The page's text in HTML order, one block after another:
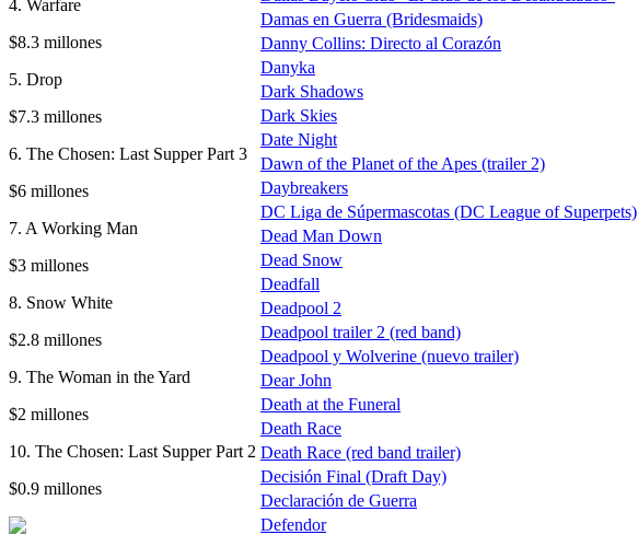
4. Warfare
$8.3 millones
5. Drop
$7.3 millones
6. The Chosen: Last Supper Part 3
$6 millones
7. A Working Man
$3 millones
8. Snow White
$2.8 millones
9. The Woman in the Yard
$2 millones
10. The Chosen: Last Supper Part 2
$0.9 millones
Damas en Guerra (Bridesmaids)
Danny Collins: Directo al Corazón
Danyka
Dark Shadows
Dark Skies
Date Night
Dawn of the Planet of the Apes (trailer 2)
Daybreakers
DC Liga de Súpermascotas (DC League of Superpets)
Dead Man Down
Dead Snow
Deadfall
Deadpool 2
Deadpool trailer 2 (red band)
Deadpool y Wolverine (nuevo trailer)
Dear John
Death at the Funeral
Death Race
Death Race (red band trailer)
Decisión Final (Draft Day)
Declaración de Guerra
Defendor